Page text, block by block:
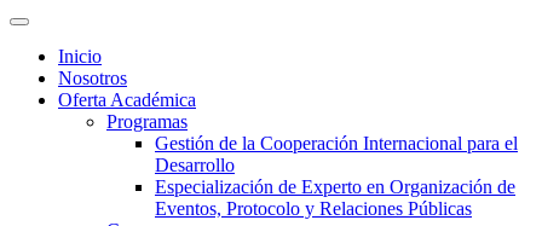
Inicio
Nosotros
Oferta Académica
Programas
Gestión de la Cooperación Internacional para el
Desarrollo
Especialización de Experto en Organización de
Eventos, Protocolo y Relaciones Públicas